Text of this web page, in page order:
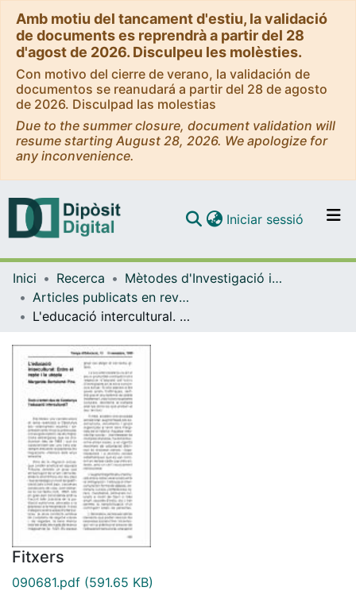
Amb motiu del tancament d'estiu, la validació
de documents es reprendrà a partir del 28
d'agost de 2026. Disculpeu les molèsties.
Con motivo del cierre de verano, la validación de
documentos se reanudará a partir del 28 de agosto
de 2026. Disculpad las molestias
Due to the summer closure, document validation will
resume starting August 28, 2026. We apologize for
any inconvenience.
Navega per tot el DD
Com publicar
Iniciar sessió (current)
Inici Recerca
Mètodes d'Investigació i Diagnòstic en Educació
Articles publicats en revistes (Mètodes d'Investigació i Diagnòstic en Educació)
L'educació intercultural. Entre el repte i l'utopia
Fitxers
090681.pdf (591.65 KB)